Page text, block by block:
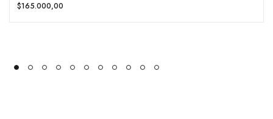
$165.000,00